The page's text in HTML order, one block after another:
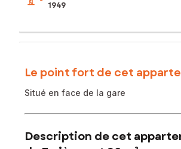
1949
Le point fort de cet
Situé en face de la gare
Description de cet